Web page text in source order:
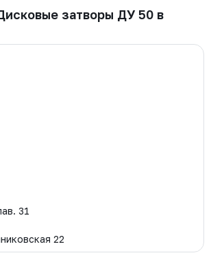
затворы ДУ 50 в
31
22